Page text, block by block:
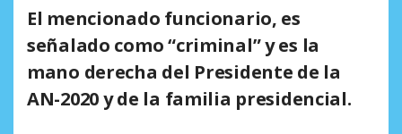
El mencionado funcionario, es
señalado como “criminal” y es la
mano derecha del Presidente de la
AN-2020 y de la familia presidencial.